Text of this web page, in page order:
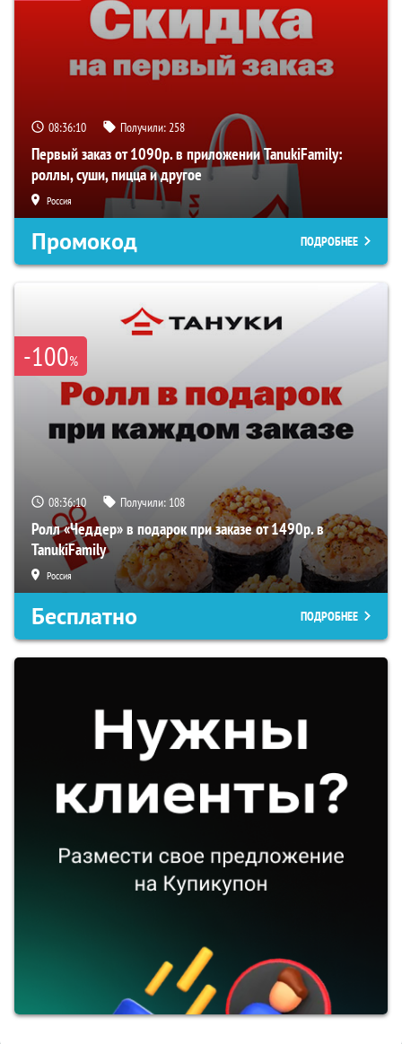
08:36:09 Получили:258
Первый заказ от 1090р. в приложении TanukiFamily:
роллы, суши, пицца и другое
Россия
Промокод ПОДРОБНЕЕ
-100%
08:36:09 Получили: 108
Ролл «Чеддер» в подарок при заказе от 1490р. в
TanukiFamily
Россия
Бесплатно ПОДРОБНЕЕ